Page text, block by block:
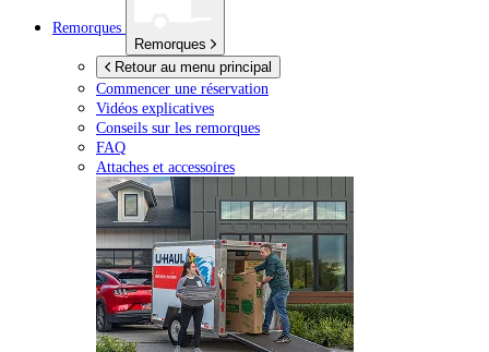
Remorques
Remorques
Retour au menu principal
Commencer une réservation
Vidéos explicatives
Conseils sur les remorques
FAQ
Attaches et accessoires